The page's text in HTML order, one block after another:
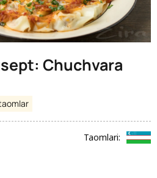
Chuchvara
Taomlari: